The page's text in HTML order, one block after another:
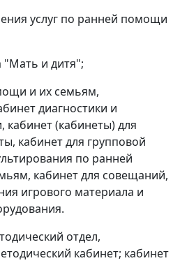
услуг по ранней помощи
"Мать и дитя";
и их семьям,
диагностики и
(кабинеты) для
кабинет для групповой
по ранней
кабинет для совещаний,
игрового материала и
отдел,
кабинет; кабинет